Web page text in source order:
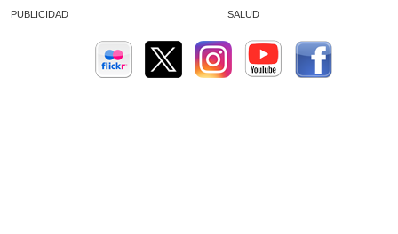
PUBLICIDAD SALUD